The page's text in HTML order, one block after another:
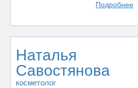
Подробнее
Наталья
Савостянова
косметолог